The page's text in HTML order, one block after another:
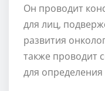
Он проводит
для лиц,
развития
также проводит
для